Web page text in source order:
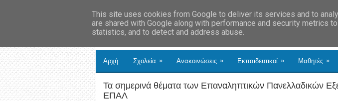
Αρχή Σχολεία » Ανακοινώσεις » Εκπαιδευτικοί » Μαθητές »
Τα σημερινά θέματα των Επαναληπτικών Πανελλαδικών
ΕΠΑΛ
This site uses cookies from Google to deliver its services and to
are shared with Google along with performance and security metrics
statistics, and to detect and address abuse.